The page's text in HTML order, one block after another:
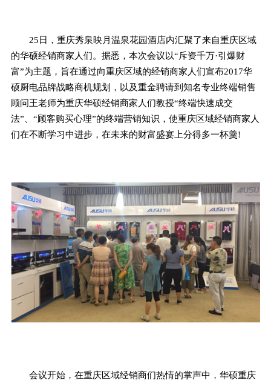
25日，重庆秀泉映月温泉花园酒店内汇聚了来自重庆区域
的华硕经销商家人们。据悉，本次会议以“斥资千万·引爆财
富”为主题，旨在通过向重庆区域的经销商家人们宣布2017华
硕厨电品牌战略商机规划，以及重金聘请到知名专业终端销售
顾问王老师为重庆华硕经销商家人们教授“终端快速成交
法”、“顾客购买心理”的终端营销知识，使重庆区域经销商家人
们在不断学习中进步，在未来的财富盛宴上分得多一杯羹!
会议开始，在重庆区域经销商们热情的掌声中，华硕重庆